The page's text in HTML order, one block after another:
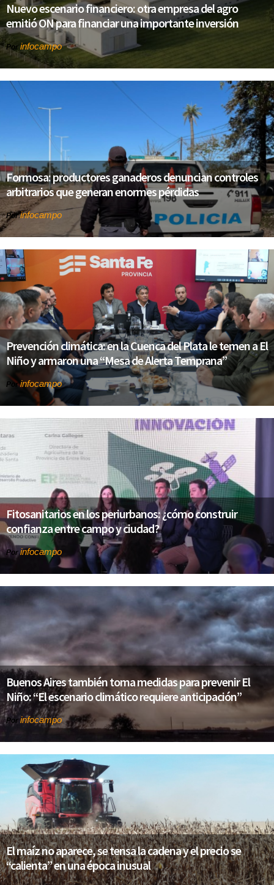
Nuevo escenario financiero: otra empresa del agro
emitió ON para financiar una importante inversión
Por infocampo
Formosa: productores ganaderos denuncian controles
arbitrarios que generan enormes pérdidas
Porinfocampo
Prevención climática: en la Cuenca del Plata le temen a El
Niño y armaron una “Mesa de Alerta Temprana”
Porinfocampo
Fitosanitarios en los periurbanos: ¿cómo construir
confianza entre campo y ciudad?
Porinfocampo
Buenos Aires también toma medidas para prevenir El
Niño: “El escenario climático requiere anticipación”
Por infocampo
El maíz no aparece, se tensa la cadena y el precio se
“calienta” en una época inusual